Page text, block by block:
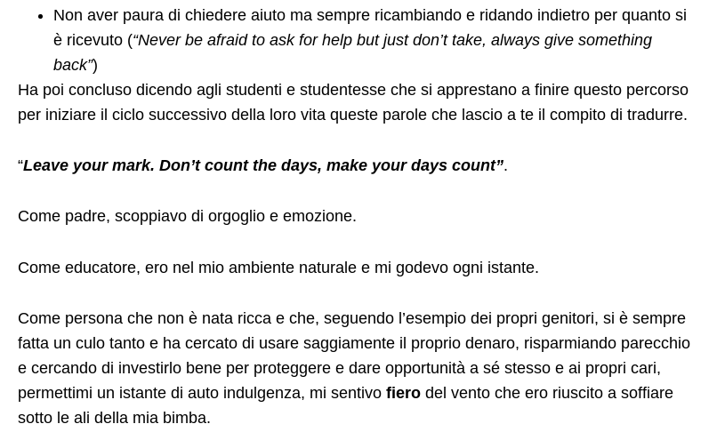
Non aver paura di chiedere aiuto ma sempre ricambiando e ridando indietro per quanto si
è ricevuto (“Never be afraid to ask for help but just don’t take, always give something
back”)
Ha poi concluso dicendo agli studenti e studentesse che si apprestano a finire questo percorso
per iniziare il ciclo successivo della loro vita queste parole che lascio a te il compito di tradurre.
“Leave your mark. Don’t count the days, make your days count”.
Come padre, scoppiavo di orgoglio e emozione.
Come educatore, ero nel mio ambiente naturale e mi godevo ogni istante.
Come persona che non è nata ricca e che, seguendo l’esempio dei propri genitori, si è sempre
fatta un culo tanto e ha cercato di usare saggiamente il proprio denaro, risparmiando parecchio
e cercando di investirlo bene per proteggere e dare opportunità a sé stesso e ai propri cari,
permettimi un istante di auto indulgenza, mi sentivo fiero del vento che ero riuscito a soffiare
sotto le ali della mia bimba.